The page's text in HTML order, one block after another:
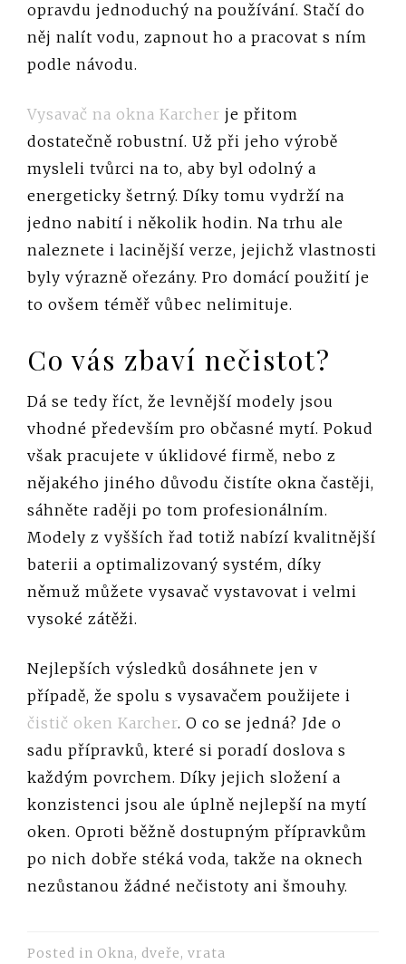
opravdu jednoduchý na používání. Stačí do
něj nalít vodu, zapnout ho a pracovat s ním
podle návodu.
Vysavač na okna Karcher je přitom
dostatečně robustní. Už při jeho výrobě
mysleli tvůrci na to, aby byl odolný a
energeticky šetrný. Díky tomu vydrží na
jedno nabití i několik hodin. Na trhu ale
naleznete i lacinější verze, jejichž vlastnosti
byly výrazně ořezány. Pro domácí použití je
to ovšem téměř vůbec nelimituje.
Co vás zbaví nečistot?
Dá se tedy říct, že levnější modely jsou
vhodné především pro občasné mytí. Pokud
však pracujete v úklidové firmě, nebo z
nějakého jiného důvodu čistíte okna častěji,
sáhněte raději po tom profesionálním.
Modely z vyšších řad totiž nabízí kvalitnější
baterii a optimalizovaný systém, díky
němuž můžete vysavač vystavovat i velmi
vysoké zátěži.
Nejlepších výsledků dosáhnete jen v
případě, že spolu s vysavačem použijete i
čistič oken Karcher. O co se jedná? Jde o
sadu přípravků, které si poradí doslova s
každým povrchem. Díky jejich složení a
konzistenci jsou ale úplně nejlepší na mytí
oken. Oproti běžně dostupným přípravkům
po nich dobře stéká voda, takže na oknech
nezůstanou žádné nečistoty ani šmouhy.
Posted in Okna, dveře, vrata